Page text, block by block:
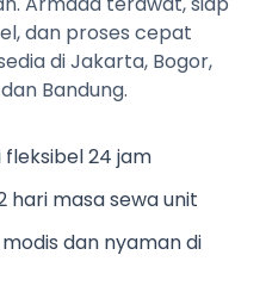
dan proses cepat
di Jakarta, Bogor,
Bandung.
fleksibel 24 jam
hari masa sewa unit
dan nyaman di